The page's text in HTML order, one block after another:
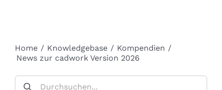
Home / Knowledgebase / Kompendien /
News zur cadwork Version 2026